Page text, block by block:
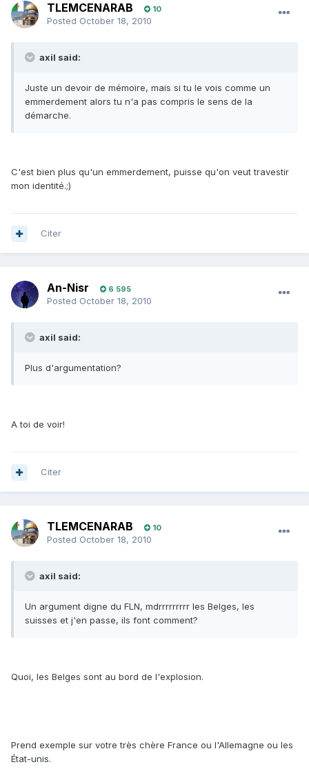
TLEMCENARAB 10
Posted October 18, 2010
axil said:
Juste un devoir de mémoire, mais si tu le vois comme un
emmerdement alors tu n'a pas compris le sens de la
démarche.
C'est bien plus qu'un emmerdement, puisse qu'on veut travestir
mon identité.;)
Citer
An-Nisr 6 595
Posted October 18, 2010
axil said:
Plus d'argumentation?
A toi de voir!
Citer
TLEMCENARAB 10
Posted October 18, 2010
axil said:
Un argument digne du FLN, mdrrrrrrrrr les Belges, les
suisses et j'en passe, ils font comment?
Quoi, les Belges sont au bord de l'explosion.
Prend exemple sur votre très chère France ou l'Allemagne ou les
État-unis.